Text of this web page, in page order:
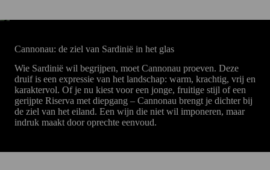
Cannonau: de ziel van Sardinië in het glas
Wie Sardinië wil begrijpen, moet Cannonau proeven. Deze
druif is een expressie van het landschap: warm, krachtig, vrij en
karaktervol. Of je nu kiest voor een jonge, fruitige stijl of een
gerijpte Riserva met diepgang – Cannonau brengt je dichter bij
de ziel van het eiland. Een wijn die niet wil imponeren, maar
indruk maakt door oprechte eenvoud.